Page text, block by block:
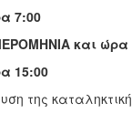
7:00
και
15:00
της